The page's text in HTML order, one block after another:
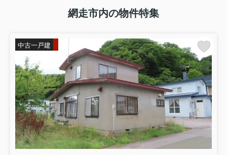
網走市内の物件特集
中古一戸建